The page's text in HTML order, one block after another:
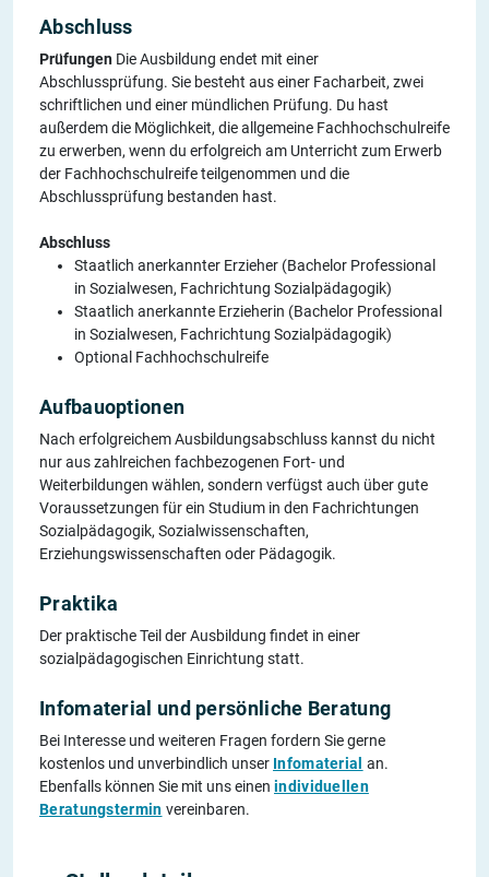
Abschluss
Prüfungen Die Ausbildung endet mit einer
Abschlussprüfung. Sie besteht aus einer Facharbeit, zwei
schriftlichen und einer mündlichen Prüfung. Du hast
außerdem die Möglichkeit, die allgemeine Fachhochschulreife
zu erwerben, wenn du erfolgreich am Unterricht zum Erwerb
der Fachhochschulreife teilgenommen und die
Abschlussprüfung bestanden hast.
Abschluss
Staatlich anerkannter Erzieher (Bachelor Professional
in Sozialwesen, Fachrichtung Sozialpädagogik)
Staatlich anerkannte Erzieherin (Bachelor Professional
in Sozialwesen, Fachrichtung Sozialpädagogik)
Optional Fachhochschulreife
Aufbauoptionen
Nach erfolgreichem Ausbildungsabschluss kannst du nicht
nur aus zahlreichen fachbezogenen Fort- und
Weiterbildungen wählen, sondern verfügst auch über gute
Voraussetzungen für ein Studium in den Fachrichtungen
Sozialpädagogik, Sozialwissenschaften,
Erziehungswissenschaften oder Pädagogik.
Praktika
Der praktische Teil der Ausbildung findet in einer
sozialpädagogischen Einrichtung statt.
Infomaterial und persönliche Beratung
Bei Interesse und weiteren Fragen fordern Sie gerne
kostenlos und unverbindlich unser Infomaterial an.
Ebenfalls können Sie mit uns einen individuellen
Beratungstermin vereinbaren.